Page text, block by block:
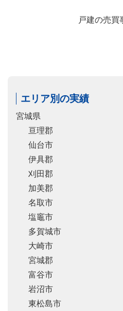
戸建の売買
エリア別の実績
宮城県
亘理郡
仙台市
伊具郡
刈田郡
加美郡
名取市
塩竈市
多賀城市
大崎市
宮城郡
富谷市
岩沼市
東松島市